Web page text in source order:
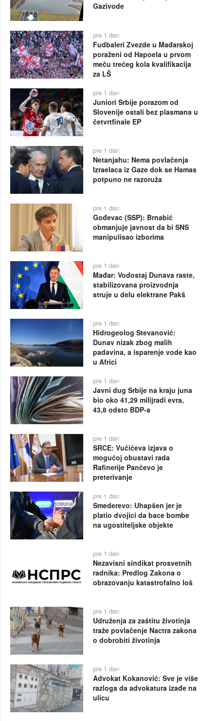
Gazivode
pre 1 dan
Fudbaleri Zvezde u Mađarskoj
poraženi od Hapoela u prvom
meču trećeg kola kvalifikacija
za LŠ
pre 1 dan
Juniori Srbije porazom od
Slovenije ostali bez plasmana u
četvrtfinale EP
pre 1 dan
Netanjahu: Nema povlačenja
Izraelaca iz Gaze dok se Hamas
potpuno ne razoruža
pre 1 dan
Gođevac (SSP): Brnabić
obmanjuje javnost da bi SNS
manipulisao izborima
pre 1 dan
Mađar: Vodostaj Dunava raste,
stabilizovana proizvodnja
struje u delu elektrane Pakš
pre 1 dan
Hidrogeolog Stevanović:
Dunav nizak zbog malih
padavina, a isparenje vode kao
u Africi
pre 1 dan
Javni dug Srbije na kraju juna
bio oko 41,29 milijradi evra,
43,8 odsto BDP-a
pre 1 dan
SRCE: Vučićeva izjava o
mogućoj obustavi rada
Rafinerije Pančevo je
preterivanje
pre 1 dan
Smederevo: Uhapšen jer je
platio dvojici da bace bombe
na ugostiteljske objekte
pre 1 dan
Nezavisni sindikat prosvetnih
radnika: Predlog Zakona o
obrazovanju katastrofalno loš
pre 1 dan
Udruženja za zaštitu životinja
traže povlačenje Nactra zakona
o dobrobiti životinja
pre 1 dan
Advokat Kokanović: Sve je više
razloga da advokatura izađe na
ulicu